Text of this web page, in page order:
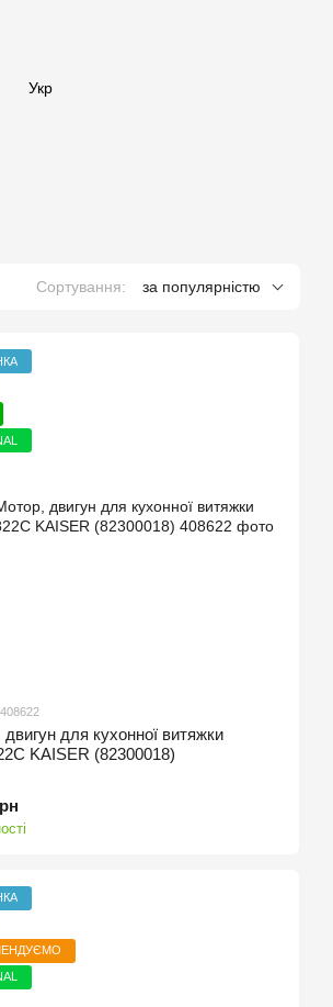
Укр
Сортування: за популярністю
для кухонної витяжки
KAISER (82300018)